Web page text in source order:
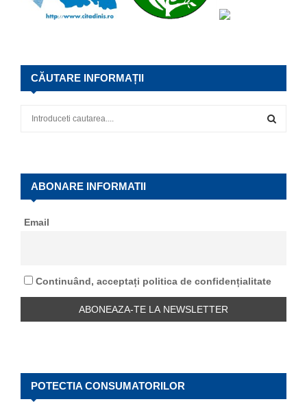
CĂUTARE INFORMAȚII
f
E
A
H
ABONARE INFORMATII
Email
Continuând, acceptați politica de confidențialitate
POTECTIA CONSUMATORILOR